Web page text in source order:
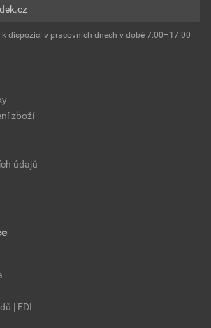
zboží
údajů
| EDI
dispozici v pracovních dnech v době 7:00–17:00